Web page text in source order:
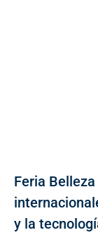
Feria
y la